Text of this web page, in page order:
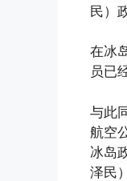
民）
在冰
员已
与此
航空
冰岛
泽民